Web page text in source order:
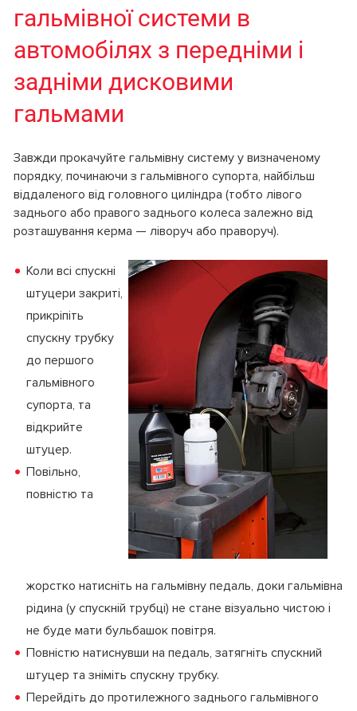
гальмівної системи в
автомобілях з передніми і
задніми дисковими
гальмами
Завжди прокачуйте гальмівну систему у визначеному
порядку, починаючи з гальмівного супорта, найбільш
віддаленого від головного циліндра (тобто лівого
заднього або правого заднього колеса залежно від
розташування керма — ліворуч або праворуч).
Коли всі спускні
штуцери закриті,
прикріпіть
спускну трубку
до першого
гальмівного
супорта, та
відкрийте
штуцер.
Повільно,
повністю та
жорстко натисніть на гальмівну педаль, доки гальмівна
рідина (у спускній трубці) не стане візуально чистою і
не буде мати бульбашок повітря.
Повністю натиснувши на педаль, затягніть спускний
штуцер та зніміть спускну трубку.
Перейдіть до протилежного заднього гальмівного